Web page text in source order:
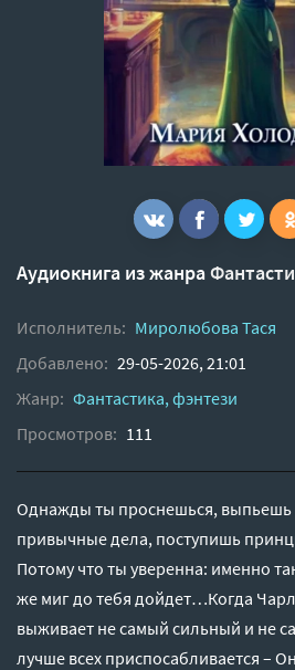
Аудиокнига из жанра
Исполнитель: Миролюбова Тася
Добавлено: 29-05-2026, 21:01
Жанр: Фантастика, фэнтези
Просмотров: 111
Однажды ты проснешься, выпьешь
привычные дела, поступишь
Потому что ты уверенна: именно
же миг до тебя дойдет…Когда
выживает не самый сильный и не
лучше всех приспосабливается –